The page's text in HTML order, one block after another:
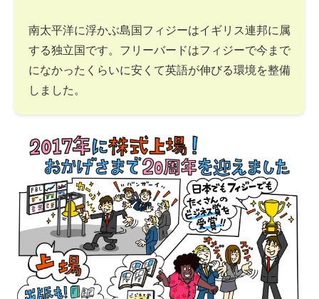
南太平洋に浮かぶ島国フィジーはイギリス連邦に属
する独立国です。フリーバードはフィジーで今まで
になかったくらいに安くて英語が伸びる環境を整備
しました。